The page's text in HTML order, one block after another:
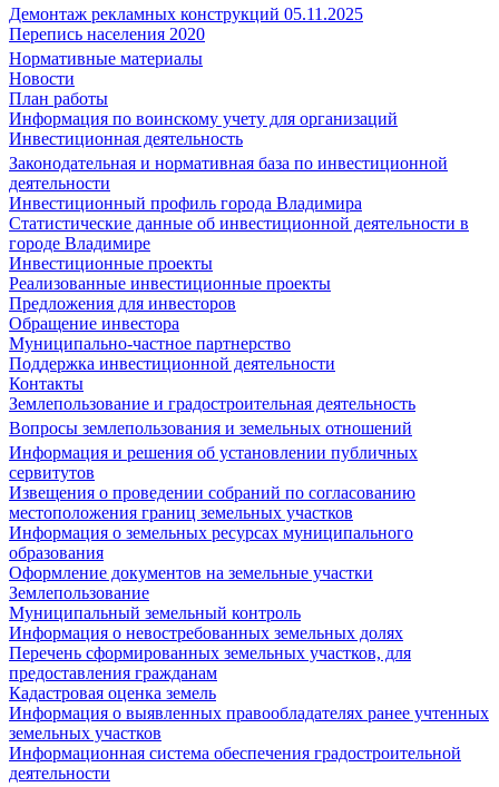
Демонтаж рекламных конструкций 05.11.2025
Перепись населения 2020
Нормативные материалы
Новости
План работы
Информация по воинскому учету для организаций
Инвестиционная деятельность
Законодательная и нормативная база по инвестиционной
деятельности
Инвестиционный профиль города Владимира
Статистические данные об инвестиционной деятельности в
городе Владимире
Инвестиционные проекты
Реализованные инвестиционные проекты
Предложения для инвесторов
Обращение инвестора
Муниципально-частное партнерство
Поддержка инвестиционной деятельности
Контакты
Землепользование и градостроительная деятельность
Вопросы землепользования и земельных отношений
Информация и решения об установлении публичных
сервитутов
Извещения о проведении собраний по согласованию
местоположения границ земельных участков
Информация о земельных ресурсах муниципального
образования
Оформление документов на земельные участки
Землепользование
Муниципальный земельный контроль
Информация о невостребованных земельных долях
Перечень сформированных земельных участков, для
предоставления гражданам
Кадастровая оценка земель
Информация о выявленных правообладателях ранее учтенных
земельных участков
Информационная система обеспечения градостроительной
деятельности